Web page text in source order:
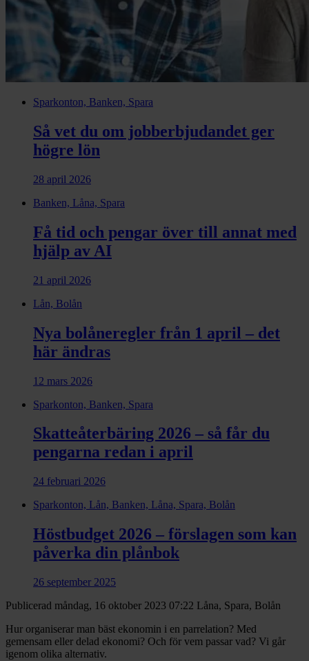
Sparkonton, Banken, Spara
Så vet du om jobberbjudandet ger
högre lön
28 april 2026
Banken, Låna, Spara
Få tid och pengar över till annat med
hjälp av AI
21 april 2026
Lån, Bolån
Nya bolåneregler från 1 april – det
här ändras
12 mars 2026
Sparkonton, Banken, Spara
Skatteåterbäring 2026 – så får du
pengarna redan i april
24 februari 2026
Sparkonton, Lån, Banken, Låna, Spara, Bolån
Höstbudget 2026 – förslagen som kan
påverka din plånbok
26 september 2025
Publicerad måndag, 16 oktober 2023 07:22 Låna, Spara, Bolån
Hur organiserar man bäst ekonomin i en parrelation? Med
gemensam eller delad ekonomi? Och för vem passar vad? Vi går
igenom olika alternativ.